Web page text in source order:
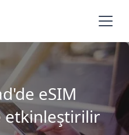
eSIM
etkinleştirilir